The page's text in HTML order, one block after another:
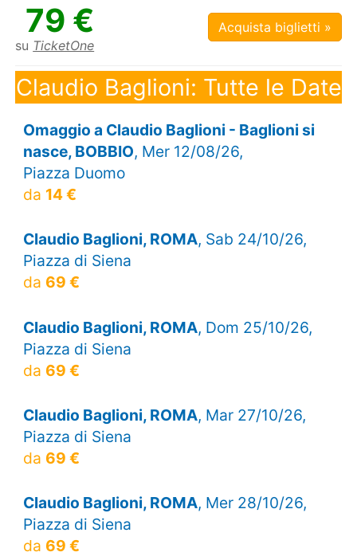
79 €
su TicketOne
Acquista biglietti »
Claudio Baglioni: Tutte le Date
Omaggio a Claudio Baglioni - Baglioni si
nasce, BOBBIO, Mer 12/08/26,
Piazza Duomo
da 14 €
Claudio Baglioni, ROMA, Sab 24/10/26,
Piazza di Siena
da 69 €
Claudio Baglioni, ROMA, Dom 25/10/26,
Piazza di Siena
da 69 €
Claudio Baglioni, ROMA, Mar 27/10/26,
Piazza di Siena
da 69 €
Claudio Baglioni, ROMA, Mer 28/10/26,
Piazza di Siena
da 69 €